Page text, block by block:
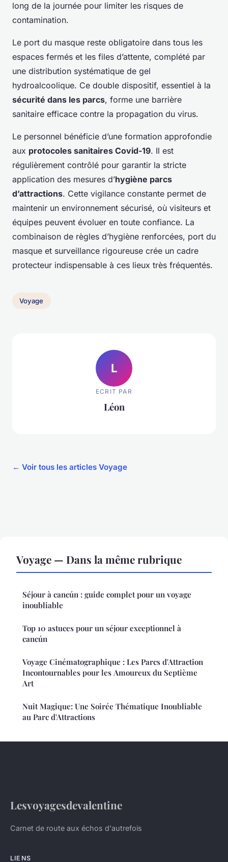
long de la journée pour limiter les risques de
contamination.
Le port du masque reste obligatoire dans tous les
espaces fermés et les files d’attente, complété par
une distribution systématique de gel
hydroalcoolique. Ce double dispositif, essentiel à la
sécurité dans les parcs, forme une barrière
sanitaire efficace contre la propagation du virus.
Le personnel bénéficie d’une formation approfondie
aux protocoles sanitaires Covid-19. Il est
régulièrement contrôlé pour garantir la stricte
application des mesures d’hygiène parcs
d’attractions. Cette vigilance constante permet de
maintenir un environnement sécurisé, où visiteurs et
équipes peuvent évoluer en toute confiance. La
combinaison de règles d’hygiène renforcées, port du
masque et surveillance rigoureuse crée un cadre
protecteur indispensable à ces lieux très fréquentés.
Voyage
L
ECRIT PAR
Léon
← Voir tous les articles Voyage
Voyage — Dans la même rubrique
Séjour à cancún : guide complet pour un voyage
inoubliable
Top 10 astuces pour un séjour exceptionnel à
cancún
Voyage Cinématographique : Les Parcs d'Attraction
Incontournables pour les Amoureux du Septième
Art
Nuit Magique: Une Soirée Thématique Inoubliable
au Parc d'Attractions
Lesvoyagesdevalentine
Carnet de route aux échos d'autrefois
LIENS